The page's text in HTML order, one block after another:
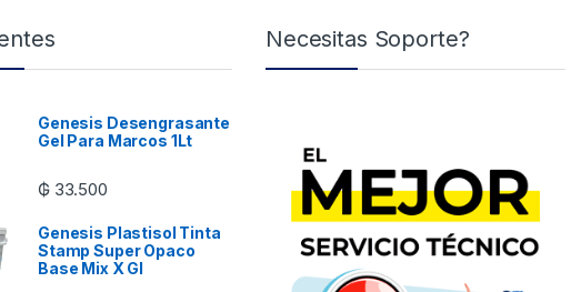
Genesis Desengrasante
Gel Para Marcos 1Lt
₲ 33.500
Genesis Plastisol Tinta
Stamp Super Opaco
Base Mix X Gl
Necesitas Soporte?